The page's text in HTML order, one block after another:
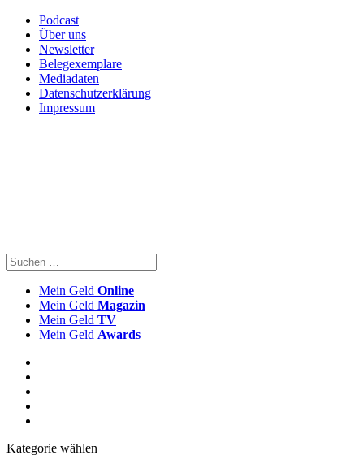
Podcast
Über uns
Newsletter
Belegexemplare
Mediadaten
Datenschutzerklärung
Impressum
Mein Geld Online
Mein Geld Magazin
Mein Geld TV
Mein Geld Awards
Kategorie wählen